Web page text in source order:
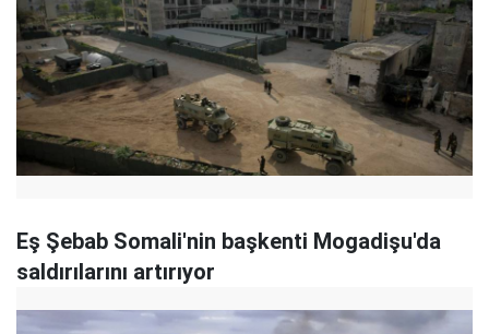
Eş Şebab Somali'nin başkenti Mogadişu'da
saldırılarını artırıyor